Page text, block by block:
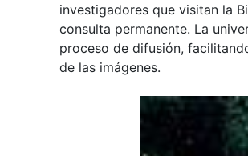
investigadores que visitan la
consulta permanente. La
proceso de difusión,
de las imágenes.